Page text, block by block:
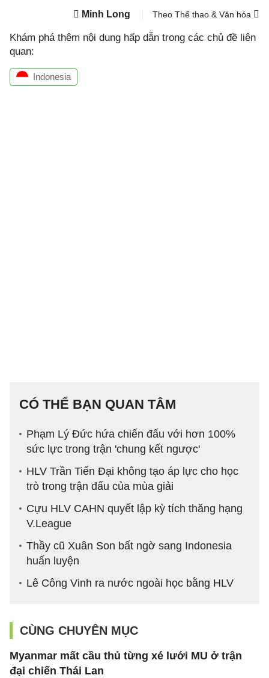
Minh Long Theo Thể thao & Văn hóa
Khám phá thêm nội dung hấp dẫn trong các chủ đề liên
quan:
Indonesia
CÓ THỂ BẠN QUAN TÂM
Phạm Lý Đức hứa chiến đấu với hơn 100%
sức lực trong trận 'chung kết ngược'
HLV Trần Tiến Đại không tạo áp lực cho học
trò trong trận đấu của mùa giải
Cựu HLV CAHN quyết lập kỳ tích thăng hạng
V.League
Thầy cũ Xuân Son bất ngờ sang Indonesia
huấn luyện
Lê Công Vinh ra nước ngoài học bằng HLV
CÙNG CHUYÊN MỤC
Myanmar mất cầu thủ từng xé lưới MU ở trận
đại chiến Thái Lan